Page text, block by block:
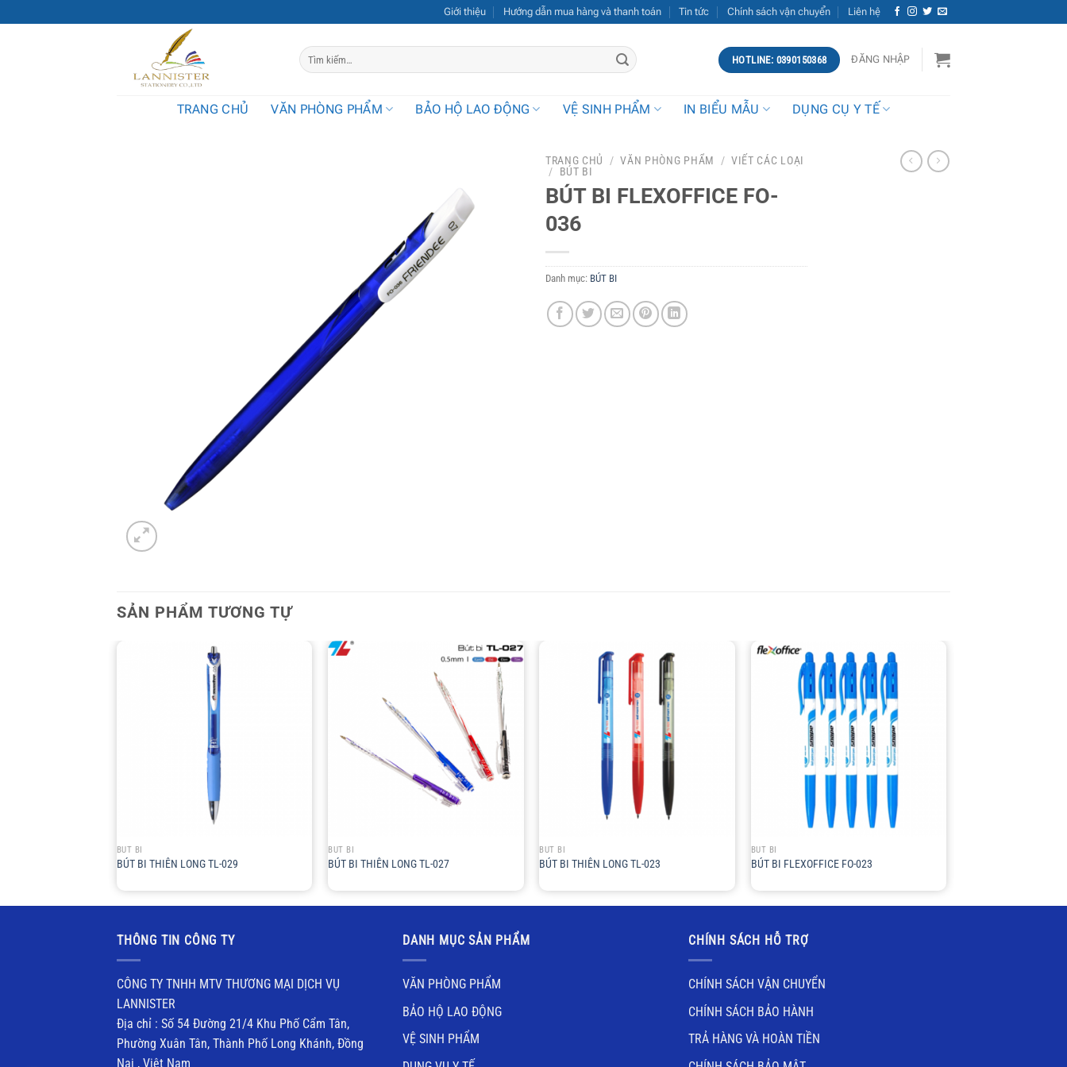
đến
Giới thiệu Hướng dẫn mua hàng và thanh toán Tin tức Chính sách vận chuyển Liên hệ
Tìm
kiếm:
HOTLINE: 0390150368 ĐĂNG NHẬP
TRANG CHỦ VĂN PHÒNG PHẨM BẢO HỘ LAO ĐỘNG VỆ SINH PHẨM IN BIỂU MẪU DỤNG CỤ Y TẾ
TRANG CHỦ / VĂN PHÒNG PHẨM / VIẾT CÁC LOẠI
/
BÚT BI
BÚT BI FLEXOFFICE FO-
036
Danh mục: BÚT BI
SẢN PHẨM TƯƠNG TỰ
BÚT BI
BÚT BI THIÊN LONG TL-029
BÚT BI
BÚT BI THIÊN LONG TL-027
BÚT BI
BÚT BI THIÊN LONG TL-023
BÚT BI
BÚT BI FLEXOFFICE FO-023
THÔNG TIN CÔNG TY
CÔNG TY TNHH MTV THƯƠNG MẠI DỊCH VỤ
LANNISTER
Địa chỉ : Số 54 Đường 21/4 Khu Phố Cẩm Tân,
Phường Xuân Tân, Thành Phố Long Khánh, Đồng
Nai , Việt Nam
DANH MỤC SẢN PHẨM
VĂN PHÒNG PHẨM
BẢO HỘ LAO ĐỘNG
VỆ SINH PHẨM
CHÍNH SÁCH HỖ TRỢ
CHÍNH SÁCH VẬN CHUYỂN
CHÍNH SÁCH BẢO HÀNH
TRẢ HÀNG VÀ HOÀN TIỀN